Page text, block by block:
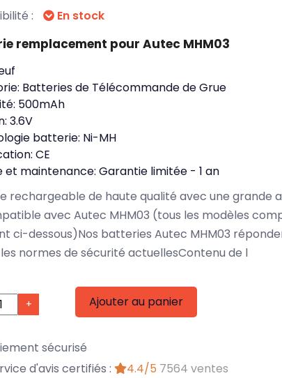
: En stock
remplacement pour Autec MHM03
Batteries de Télécommande de Grue
500mAh
3.6V
batterie: Ni-MH
CE
et maintenance: Garantie limitée - 1 an
rechargeable de haute qualité avec une grande
avec Autec MHM03 (tous les modèles
ci-dessous)Nos batteries Autec MHM03
normes de sécurité actuellesContenu de l
+ Ajouter au panier
sécurisé
d'avis certifiés :
4.4/5 7564 ventes